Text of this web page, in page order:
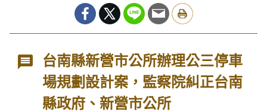
台南縣新營市公所辦理公三停車
場規劃設計案，監察院糾正台南
縣政府、新營市公所